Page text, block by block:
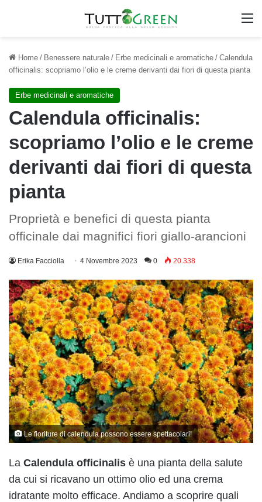
Home / Benessere naturale / Erbe medicinali e aromatiche / Calendula
officinalis: scopriamo l’olio e le creme derivanti dai fiori di questa pianta
Erbe medicinali e aromatiche
Calendula officinalis:
scopriamo l’olio e le creme
derivanti dai fiori di questa
pianta
Proprietà e benefici di questa pianta
officinale dai magnifici fiori giallo-arancioni
Erika Facciolla 4 Novembre 2023 0 20.338
Le fioriture di calendula possono essere spettacolari!
La Calendula officinalis è una pianta della salute
da cui si ricavano un ottimo olio ed una crema
idratante molto efficace. Andiamo a scoprire quali